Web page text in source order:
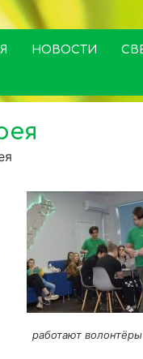
НОВОСТИ
работают волонтёры